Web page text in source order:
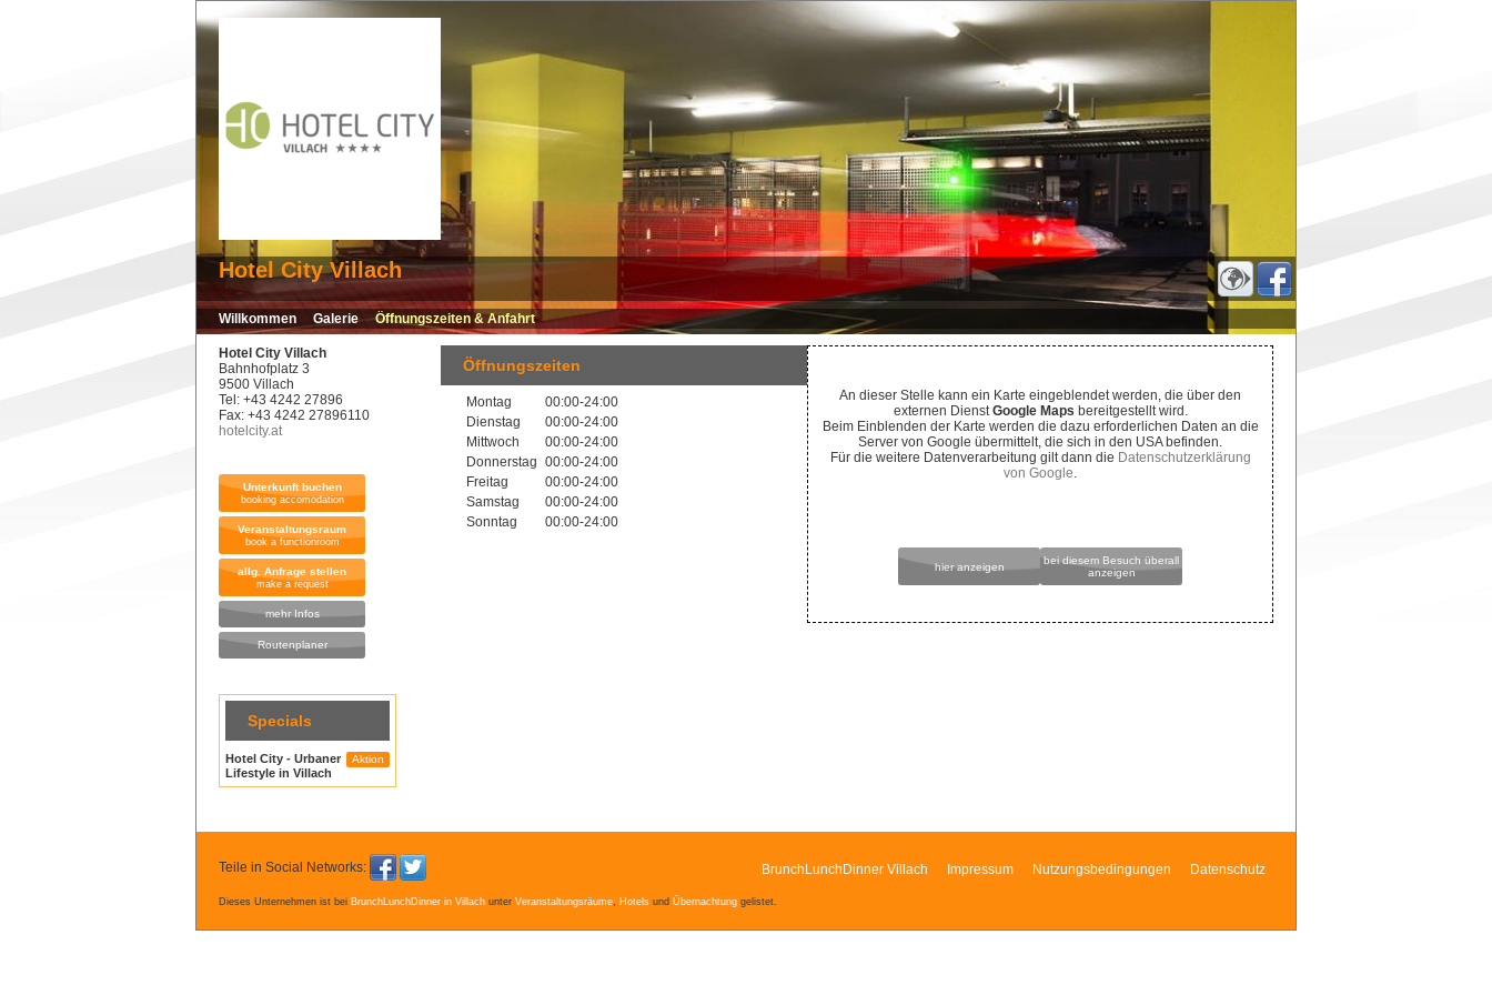
Hotel City Villach
Willkommen Galerie Öffnungszeiten & Anfahrt
Hotel City Villach
Bahnhofplatz 3
9500 Villach
Tel: +43 4242 27896
Fax: +43 4242 27896110
hotelcity.at
Unterkunft buchen
booking accomodation
Veranstaltungsraum
book a functionroom
allg. Anfrage stellen
make a request
mehr Infos
Routenplaner
Specials
Aktion
Hotel City - Urbaner
Lifestyle in Villach
Öffnungszeiten
Montag
00:00-24:00
Dienstag
00:00-24:00
Mittwoch
00:00-24:00
Donnerstag 00:00-24:00
Freitag
00:00-24:00
Samstag
00:00-24:00
Sonntag
00:00-24:00
An dieser Stelle kann ein Karte eingeblendet werden, die über den
externen DienstGoogle Maps bereitgestellt wird.
Beim Einblenden der Karte werden die dazu erforderlichen Daten an die
Server von Google übermittelt, die sich in den USA befinden.
Für die weitere Datenverarbeitung gilt dann die Datenschutzerklärung
von Google.
hier anzeigen
bei diesem Besuch überall
anzeigen
Teile in Social Networks: BrunchLunchDinner Villach Impressum Nutzungsbedingungen Datenschutz
Dieses Unternehmen ist bei BrunchLunchDinner in Villach unter Veranstaltungsräume, Hotels und Übernachtung gelistet.